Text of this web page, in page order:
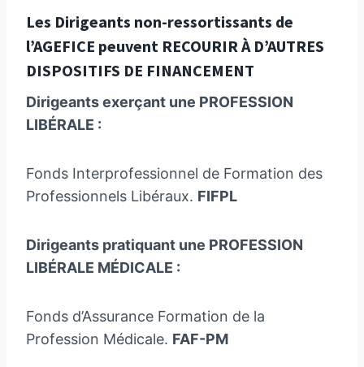
Les Dirigeants non-ressortissants de
l’AGEFICE peuvent RECOURIR À D’AUTRES
DISPOSITIFS DE FINANCEMENT
Dirigeants exerçant une PROFESSION
LIBÉRALE :
Fonds Interprofessionnel de Formation des
Professionnels Libéraux. FIFPL
Dirigeants pratiquant une PROFESSION
LIBÉRALE MÉDICALE :
Fonds d’Assurance Formation de la
Profession Médicale. FAF-PM